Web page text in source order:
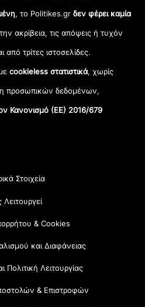
, το Politikes.grδεν φέρει καμία
ακρίβεια, τις απόψεις ή τυχόν
τρίτες ιστοσελίδες.
cookieless στατιστικά, χωρίς
προσωπικών δεδομένων,
Κανονισμό (ΕΕ) 2016/679
Στοιχεία
& Cookies
και Διαφάνειας
Πολιτική Λειτουργίας
& Επιστροφών